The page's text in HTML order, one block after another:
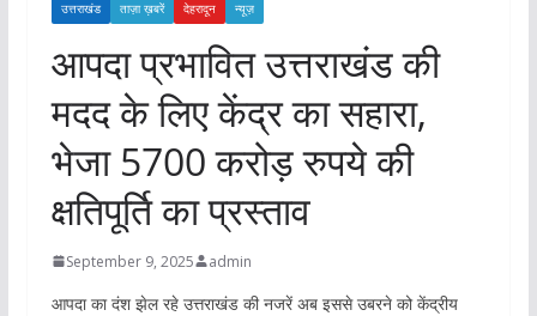
उत्तराखंड ताज़ा ख़बरें देहरादून न्यूज़
आपदा प्रभावित उत्तराखंड की
मदद के लिए केंद्र का सहारा,
भेजा 5700 करोड़ रुपये की
क्षतिपूर्ति का प्रस्ताव
September 9, 2025 admin
आपदा का दंश झेल रहे उत्तराखंड की नजरें अब इससे उबरने को केंद्रीय